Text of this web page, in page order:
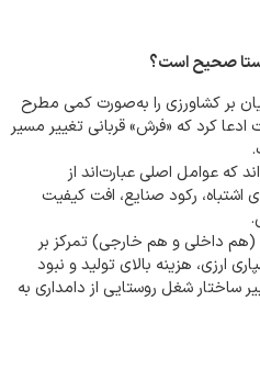
صحیح است؟
بر کشاورزی را به‌صورت کمی مطرح
ادعا کرد که «فرش» قربانی تغییر مسیر
.
که عوامل اصلی عبارت‌اند از
رکود صنایع، افت کیفیت
.
داخلی و هم خارجی) تمرکز بر
ارزی، هزینه بالای تولید و نبود
شغل روستایی از دامداری به